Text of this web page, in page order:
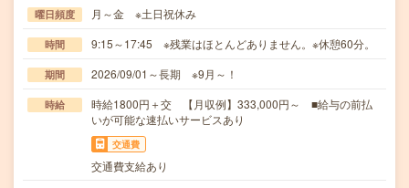
曜日頻度 月～金 ※土日祝休み
時間 9:15～17:45 ※残業はほとんどありません。※休憩60分。
期間 2026/09/01～長期 ※9月～！
時給
時給1800円＋交 【月収例】333,000円～ ■給与の前払
いが可能な速払いサービスあり
交通費
交通費支給あり